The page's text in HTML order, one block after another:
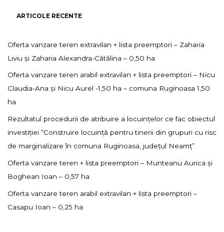
ARTICOLE RECENTE
Oferta vanzare teren extravilan + lista preemptori – Zaharia
Liviu și Zaharia Alexandra-Cătălina – 0,50 ha
Oferta vanzare teren arabil extravilan + lista preemptori – Nicu
Claudia-Ana și Nicu Aurel -1,50 ha – comuna Ruginoasa 1,50
ha
Rezultatul procedurii de atribuire a locuințelor ce fac obiectul
investiției “Construire locuință pentru tinerii din grupuri cu risc
de marginalizare în comuna Ruginoasa, județul Neamț”
Oferta vanzare teren + lista preemptori – Munteanu Aurica și
Boghean Ioan – 0,57 ha
Oferta vanzare teren arabil extravilan + lista preemptori –
Casapu Ioan – 0,25 ha